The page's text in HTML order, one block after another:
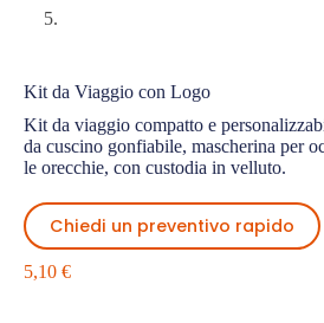
Kit da Viaggio con Logo
Kit da viaggio compatto e
da cuscino gonfiabile, mascherina per
le orecchie, con custodia in velluto.
Chiedi un preventivo rapido
5,10 €